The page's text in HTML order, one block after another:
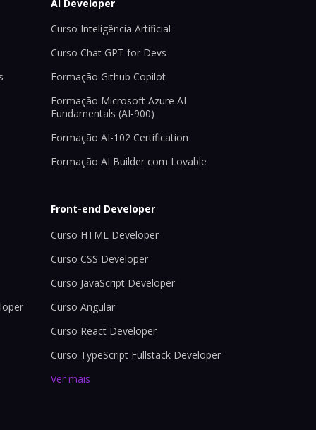
AI Developer
Curso Inteligência Artificial
Curso Chat GPT for Devs
Formação Github Copilot
Formação Microsoft Azure AI
Fundamentals (AI-900)
Formação AI-102 Certification
Formação AI Builder com Lovable
Front-end Developer
Curso HTML Developer
Curso CSS Developer
Curso JavaScript Developer
Curso Angular
Curso React Developer
Curso TypeScript Fullstack Developer
Ver mais